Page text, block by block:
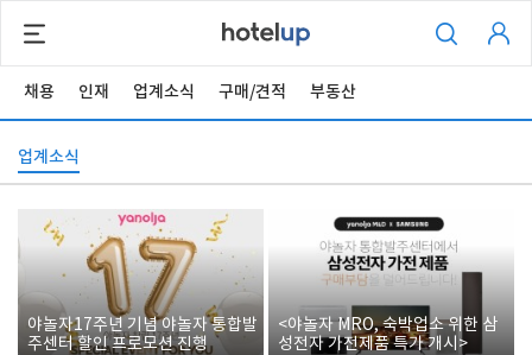
채용 인재 업계소식 구매/견적 부동산
업계소식
야놀자17주년 기념 야놀자 통합발
주센터 할인 프로모션 진행
<야놀자 MRO, 숙박업소 위한 삼
성전자 가전제품 특가 개시>